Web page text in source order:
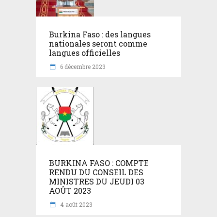
Burkina Faso : des langues
nationales seront comme
langues officielles
6 décembre 2023
BURKINA FASO : COMPTE
RENDU DU CONSEIL DES
MINISTRES DU JEUDI 03
AOÛT 2023
4 août 2023